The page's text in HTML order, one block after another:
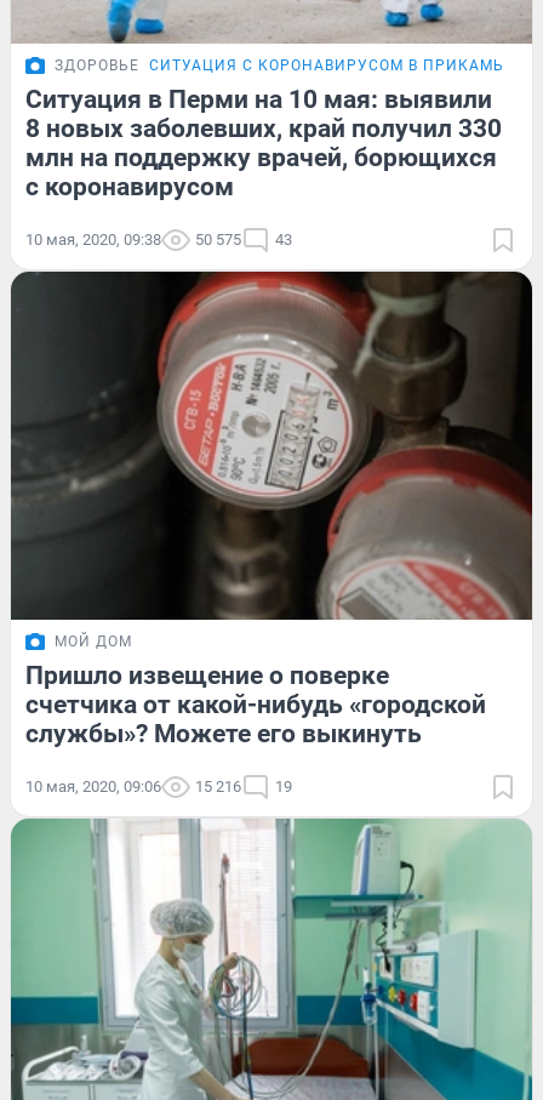
ЗДОРОВЬЕ СИТУАЦИЯ С КОРОНАВИРУСОМ В ПРИКАМЬЕ
Ситуация в Перми на 10 мая: выявили
8 новых заболевших, край получил 330
млн на поддержку врачей, борющихся
с коронавирусом
10 мая, 2020, 09:38 50 575 43
МОЙ ДОМ
Пришло извещение о поверке
счетчика от какой-нибудь «городской
службы»? Можете его выкинуть
10 мая, 2020, 09:06 15 216 19